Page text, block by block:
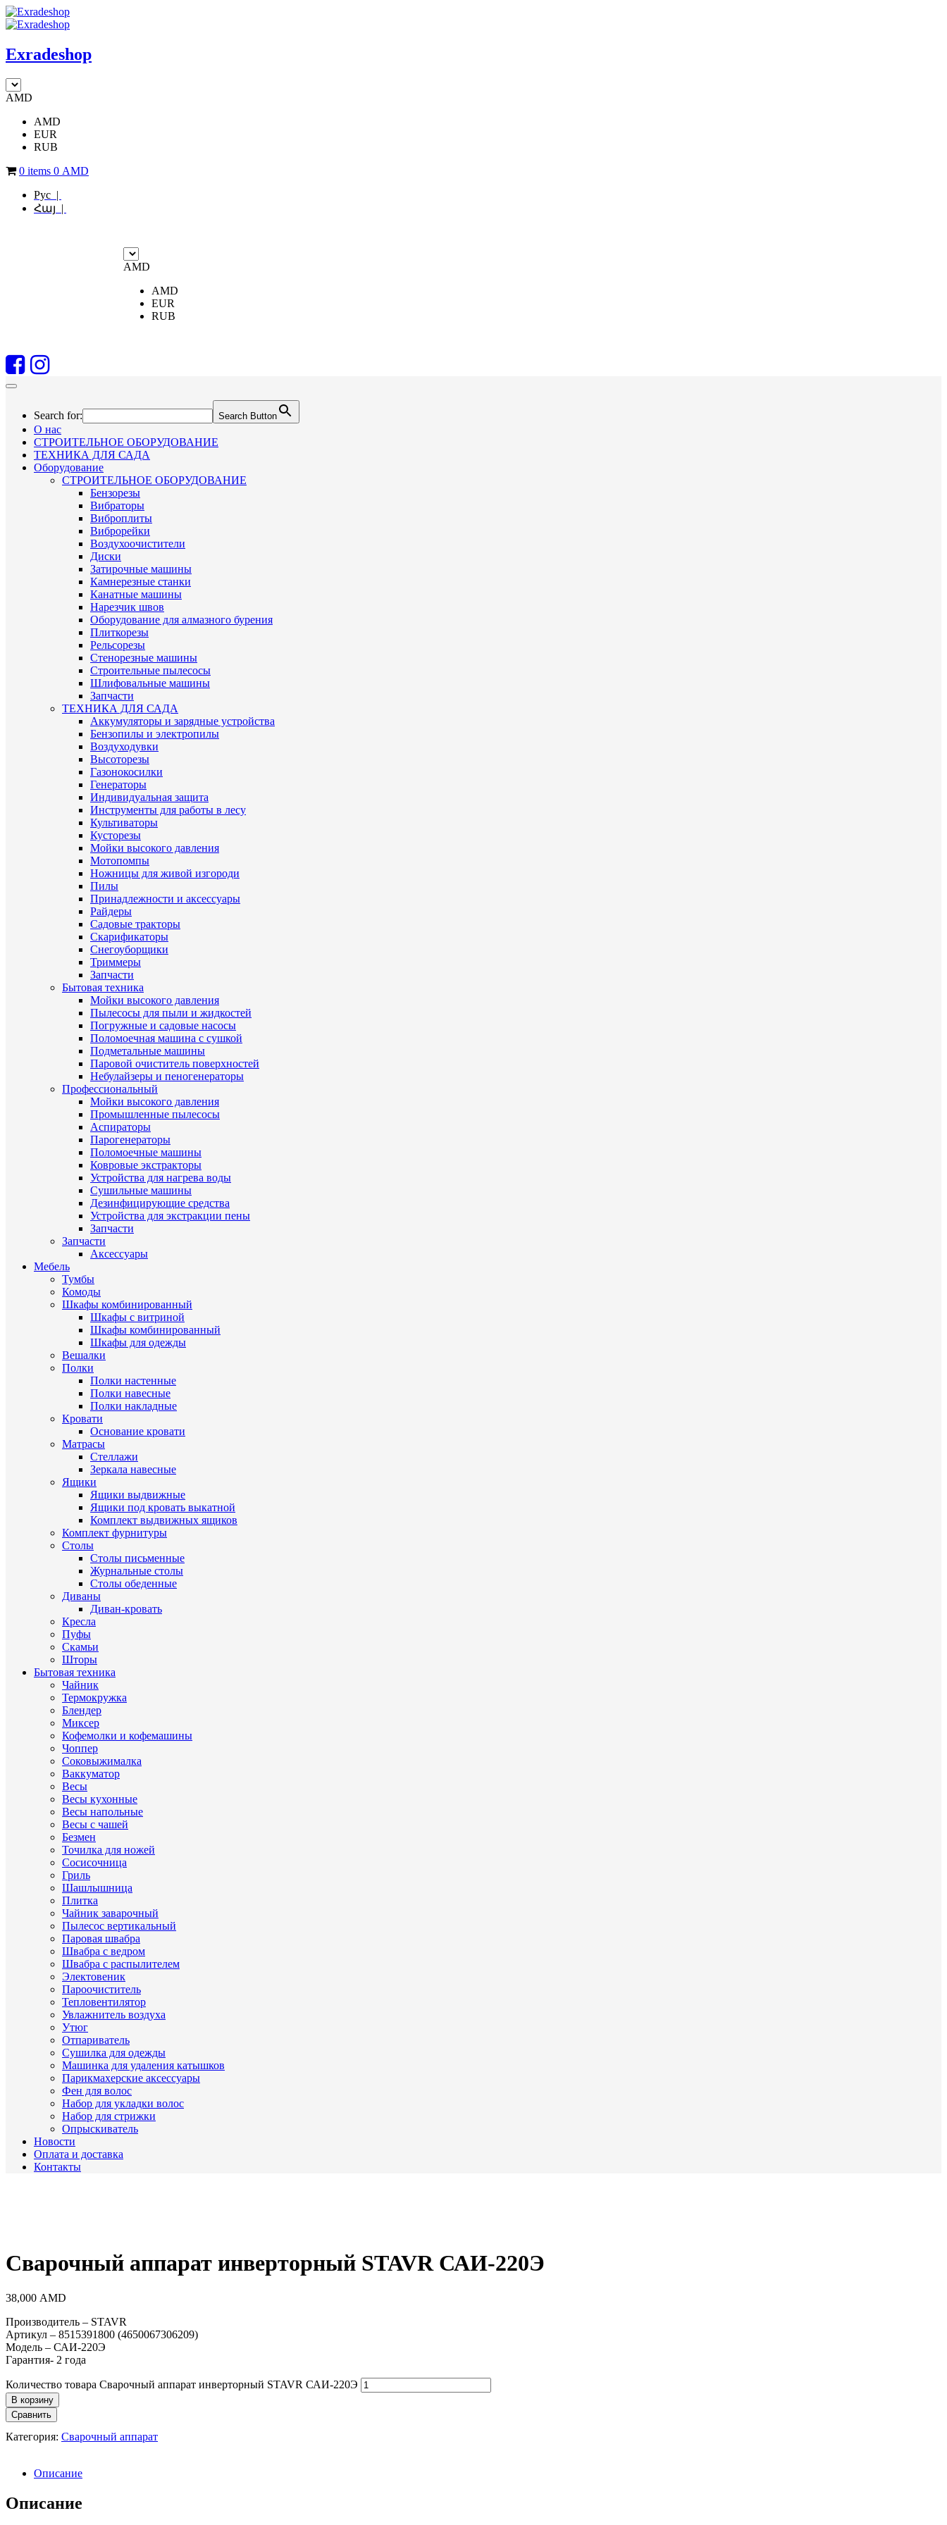
Exradeshop
AMD
AMD
EUR
RUB
0 items 0 AMD
Рус |
Հայ |
AMD
AMD
EUR
RUB
Search for: Search Button
О нас
СТРОИТЕЛЬНОЕ ОБОРУДОВАНИЕ
ТЕХНИКА ДЛЯ САДА
Оборудование
СТРОИТЕЛЬНОЕ ОБОРУДОВАНИЕ
Бензорезы
Вибраторы
Виброплиты
Виброрейки
Воздухоочистители
Диски
Затирочные машины
Камнерезные станки
Канатные машины
Нарезчик швов
Оборудование для алмазного бурения
Плиткорезы
Рельсорезы
Стенорезные машины
Строительные пылесосы
Шлифовальные машины
Запчасти
ТЕХНИКА ДЛЯ САДА
Аккумуляторы и зарядные устройства
Бензопилы и электропилы
Воздуходувки
Высоторезы
Газонокосилки
Генераторы
Индивидуальная защита
Инструменты для работы в лесу
Культиваторы
Кусторезы
Мойки высокого давления
Мотопомпы
Ножницы для живой изгороди
Пилы
Принадлежности и аксессуары
Райдеры
Садовые тракторы
Скарификаторы
Снегоуборщики
Триммеры
Запчасти
Бытовая техника
Мойки высокого давления
Пылесосы для пыли и жидкостей
Погружные и садовые насосы
Поломоечная машина с сушкой
Подметальные машины
Паровой очиститель поверхностей
Небулайзеры и пеногенераторы
Профессиональный
Мойки высокого давления
Промышленные пылесосы
Аспираторы
Парогенераторы
Поломоечные машины
Ковровые экстракторы
Устройства для нагрева воды
Сушильные машины
Дезинфицирующие средства
Устройства для экстракции пены
Запчасти
Запчасти
Аксессуары
Мебель
Тумбы
Комоды
Шкафы комбинированный
Шкафы с витриной
Шкафы комбинированный
Шкафы для одежды
Вешалки
Полки
Полки настенные
Полки навесные
Полки накладные
Кровати
Основание кровати
Матрасы
Стеллажи
Зеркала навесные
Ящики
Ящики выдвижные
Ящики под кровать выкатной
Комплект выдвижных ящиков
Комплект фурнитуры
Столы
Столы письменные
Журнальные cтолы
Столы обеденные
Диваны
Диван-кровать
Кресла
Пуфы
Скамьи
Шторы
Бытовая техника
Чайник
Термокружка
Блендер
Миксер
Кофемолки и кофемашины
Чоппер
Соковыжималка
Ваккуматор
Весы
Весы кухонные
Весы напольные
Весы с чашей
Безмен
Точилка для ножей
Сосисочница
Гриль
Шашлышница
Плитка
Чайник заварочный
Пылесос вертикальный
Паровая швабра
Швабра с ведром
Швабра с распылителем
Электовеник
Пароочиститель
Тепловентилятор
Увлажнитель воздуха
Утюг
Отпариватель
Сушилка для одежды
Машинка для удаления катышков
Парикмахерские аксессуары
Фен для волос
Набор для укладки волос
Набор для стрижки
Опрыскиватель
Новости
Оплата и доставка
Контакты
Сварочный аппарат инверторный STAVR САИ-220Э
38,000 AMD
Производитель – STAVR
Артикул – 8515391800 (4650067306209)
Модель – САИ-220Э
Гарантия- 2 года
Количество товара Сварочный аппарат инверторный STAVR САИ-220Э
В корзину
Сравнить
Категория: Сварочный аппарат
Описание
Описание